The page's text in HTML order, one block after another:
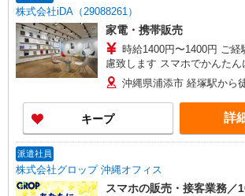
株式会社iDA（29088261）
家電・携帯販売
時給1400円〜1400円 ご
慮致します スマホでかんた
け取れます（※上限、条件あ
規定によりガソリン代支給（
沖縄県浦添市 経塚駅から
キープ 詳
派遣社員
株式会社グロップ 沖縄オフィス
スマホの販売・接客業務／